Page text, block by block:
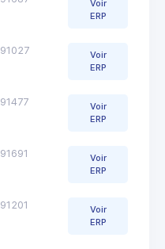
Voir
ERP
91027
Voir
ERP
91477
Voir
ERP
91691
Voir
ERP
91201
Voir
ERP